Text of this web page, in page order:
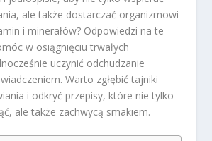
ale także dostarczać organizmowi
i minerałów? Odpowiedzi na te
w osiągnięciu trwałych
uczynić odchudzanie
Warto zgłębić tajniki
i odkryć przepisy, które nie tylko
ale także zachwycą smakiem.